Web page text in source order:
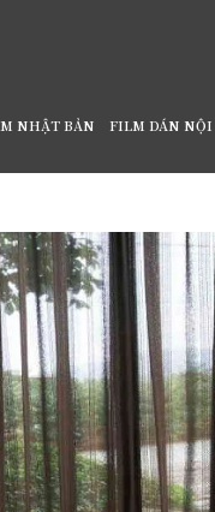
NHẬT BẢN FILM DÁN